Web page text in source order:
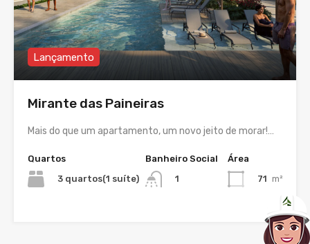
Lançamento
Mirante das Paineiras
Mais do que um apartamento, um novo jeito de morar!…
Quartos
3 quartos(1 suíte)
Banheiro Social
1
Área
71 m²